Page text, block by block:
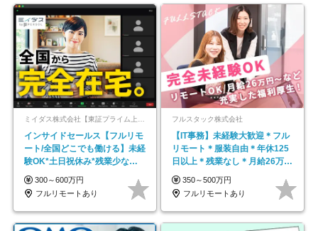
ミイダス株式会社【東証プライム上場パーソルグループ】
インサイドセールス【フルリモ
ート/全国どこでも働ける】未経
験OK*土日祝休み*残業少なめ*
在宅勤務手当あり
300～600万円
フルリモートあり
フルスタック株式会社
【IT事務】未経験大歓迎＊フル
リモート＊服装自由＊年休125
日以上＊残業なし＊月給26万円
以上
350～500万円
フルリモートあり